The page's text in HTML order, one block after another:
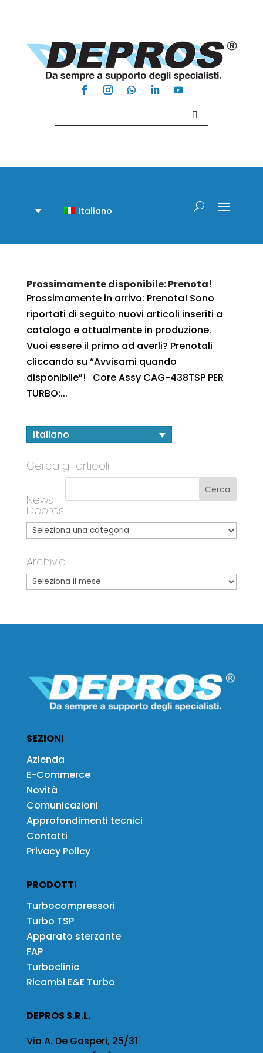
Italiano
Prossimamente disponibile: Prenota!
Prossimamente in arrivo: Prenota! Sono
riportati di seguito nuovi articoli inseriti a
catalogo e attualmente in produzione.
Vuoi essere il primo ad averli? Prenotali
cliccando su “Avvisami quando
disponibile”! Core Assy CAG-438TSP PER
TURBO:...
Italiano
Cerca gli articoli
News
Depros
Archivio
SEZIONI
Azienda
E-Commerce
Novità
Comunicazioni
Approfondimenti tecnici
Contatti
Privacy Policy
PRODOTTI
Turbocompressori
Turbo TSP
Apparato sterzante
FAP
Turboclinic
Ricambi E&E Turbo
DEPROS S.R.L.
Via A. De Gasperi, 25/31